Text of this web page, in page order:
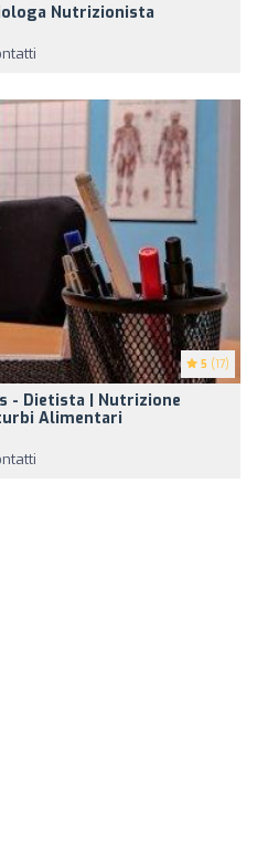
Nutrizionista
5 (17)
- Dietista | Nutrizione
Alimentari